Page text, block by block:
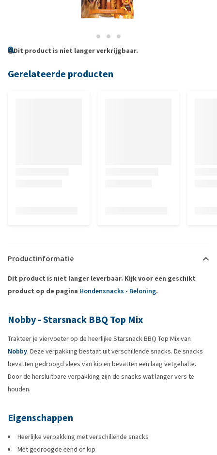
Dit product is niet langer verkrijgbaar.
Gerelateerde producten
Productinformatie
Dit product is niet langer leverbaar. Kijk voor een geschikt
product op de pagina Hondensnacks - Beloning.
Nobby - Starsnack BBQ Top Mix
Trakteer je viervoeter op de heerlijke Starsnack BBQ Top Mix van
Nobby. Deze verpakking bestaat uit verschillende snacks. De snacks
bevatten gedroogd vlees van kip en bevatten een laag vetgehalte.
Door de hersluitbare verpakking zijn de snacks wat langer vers te
houden.
Eigenschappen
Heerlijke verpakking met verschillende snacks
Met gedroogde eend of kip